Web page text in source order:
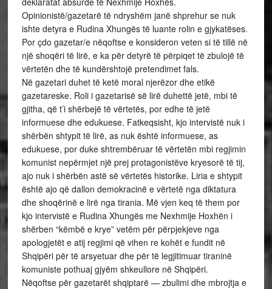
Opinionistë/gazetarë të ndryshëm janë shprehur se nuk
ishte detyra e Rudina Xhungës të luante rolin e gjykatëses.
Por çdo gazetar/e nëqoftse e konsideron veten si të tillë në
një shoqëri të lirë, e ka për detyrë të përpiqet të zbulojë të
vërtetën dhe të kundërshtojë pretendimet fals.
Në gazetari duhet të ketë moral njerëzor dhe etikë
gazetareske. Roli i gazetarisë së lirë duhettë jetë, mbi të
gjitha, që t’i shërbejë të vërtetës, por edhe të jetë
informuese dhe edukuese. Fatkeqsisht, kjo intervistë nuk i
shërbën shtypit të lirë, as nuk është informuese, as
edukuese, por duke shtrembëruar të vërtetën mbi regjimin
komunist nepërmjet një prej protagonistëve kryesorë të tij,
ajo nuk i shërbën astë së vërtetës historike. Liria e shtypit
është ajo që dallon demokracinë e vërtetë nga diktatura
dhe shoqërinë e lirë nga tirania. Më vjen keq të them por
kjo intervistë e Rudina Xhungës me Nexhmije Hoxhën i
shërben “këmbë e krye” vetëm për përpjekjeve nga
apologjetët e atij regjimi që vihen re kohët e fundit në
Shqipëri për të arsyetuar dhe për të legjitimuar tiraninë
komuniste pothuaj gjyëm shkeullore në Shqipëri.
Nëqoftse për gazetarët shqiptarë — zbulimi dhe mbrojtja e